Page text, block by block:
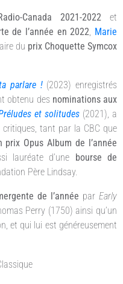
Canada 2021-2022 et
de l’année en 2022, Marie
du prix Choquette Symcox
parlare !(2023) enregistrés
obtenu des nominations aux
et solitudes(2021), a
tant par la CBC que
prix Opus Album de l’année
lauréate d’une
bourse de
Père Lindsay.
de l’année parEarly
Perry (1750) ainsi qu’un
et qui lui est généreusement